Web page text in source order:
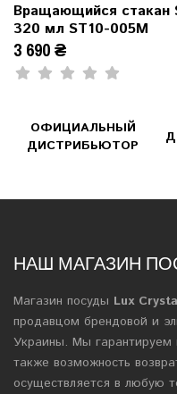
Вращающийся стакан
320 мл ST10-005M
3 690 ₴
ОФИЦИАЛЬНЫЙ
ДИСТРИБЬЮТОР
НАШ МАГАЗИН
Магазин посуды Lux
продавцом брендовой и
Украины. Мы гарантируем
также возможность
осуществляется в любую